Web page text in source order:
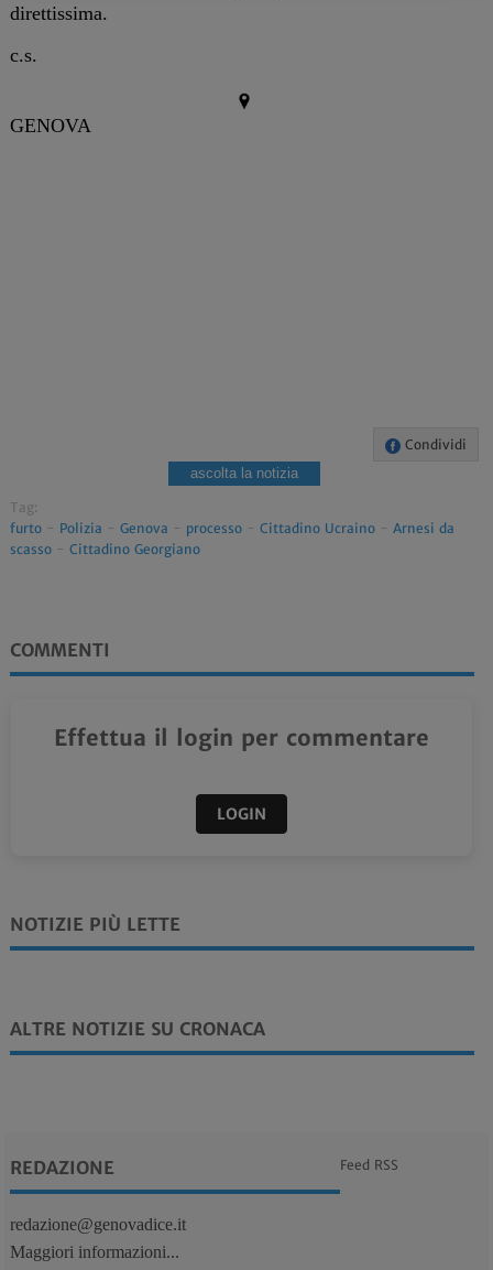
direttissima.
c.s.
GENOVA
Condividi
ascolta la notizia
Tag:
furto- Polizia - Genova - processo- Cittadino Ucraino- Arnesi da
scasso- Cittadino Georgiano
COMMENTI
Effettua il login per commentare
LOGIN
NOTIZIE PIÙ LETTE
ALTRE NOTIZIE SU CRONACA
REDAZIONE
redazione@genovadice.it
Maggiori informazioni...
Feed RSS